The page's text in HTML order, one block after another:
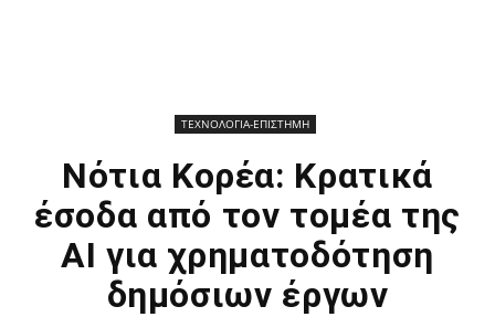
ΤΕΧΝΟΛΟΓΙΑ-ΕΠΙΣΤΗΜΗ
Νότια Κορέα: Κρατικά
έσοδα από τον τομέα της
AI για χρηματοδότηση
δημόσιων έργων